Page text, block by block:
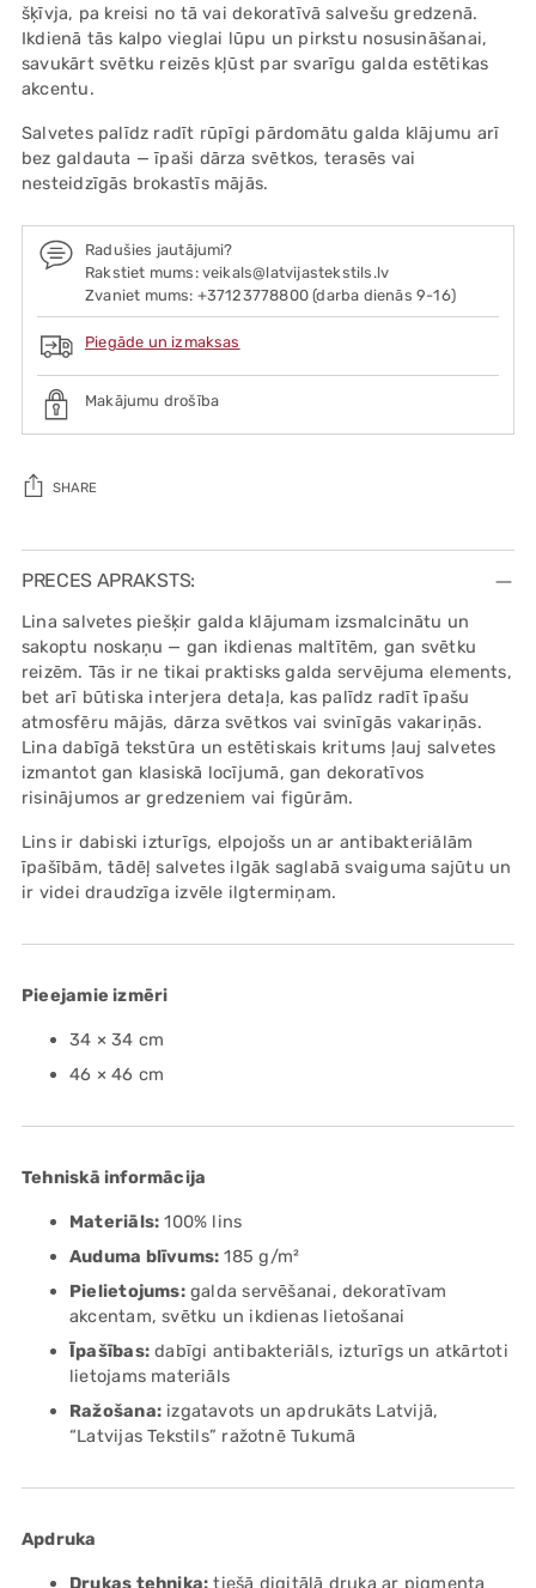
šķīvja, pa kreisi no tā vai dekoratīvā salvešu gredzenā.
Ikdienā tās kalpo vieglai lūpu un pirkstu nosusināšanai,
savukārt svētku reizēs kļūst par svarīgu galda estētikas
akcentu.
Salvetes palīdz radīt rūpīgi pārdomātu galda klājumu arī
bez galdauta — īpaši dārza svētkos, terasēs vai
nesteidzīgās brokastīs mājās.
Radušies jautājumi?
Rakstiet mums: veikals@latvijastekstils.lv
Zvaniet mums: +37123778800 (darba dienās 9-16)
Piegāde un izmaksas
Makājumu drošība
SHARE
Adding
product
your
cart
PRECES APRAKSTS:
Lina salvetes piešķir galda klājumam izsmalcinātu un
sakoptu noskaņu — gan ikdienas maltītēm, gan svētku
reizēm. Tās ir ne tikai praktisks galda servējuma elements,
bet arī būtiska interjera detaļa, kas palīdz radīt īpašu
atmosfēru mājās, dārza svētkos vai svinīgās vakariņās.
Lina dabīgā tekstūra un estētiskais kritums ļauj salvetes
izmantot gan klasiskā locījumā, gan dekoratīvos
risinājumos ar gredzeniem vai figūrām.
Lins ir dabiski izturīgs, elpojošs un ar antibakteriālām
īpašībām, tādēļ salvetes ilgāk saglabā svaiguma sajūtu un
ir videi draudzīga izvēle ilgtermiņam.
Pieejamie izmēri
34 × 34 cm
46 × 46 cm
Tehniskā informācija
Materiāls: 100% lins
Auduma blīvums: 185 g/m²
Pielietojums:galda servēšanai, dekoratīvam
akcentam, svētku un ikdienas lietošanai
Īpašības:dabīgi antibakteriāls, izturīgs un atkārtoti
lietojams materiāls
Ražošana:izgatavots un apdrukāts Latvijā,
“Latvijas Tekstils” ražotnē Tukumā
Apdruka